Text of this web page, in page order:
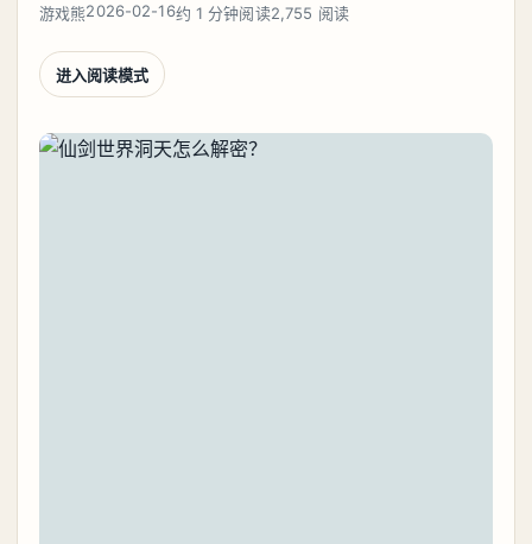
游戏熊2026-02-16约 1 分钟阅读2,755 阅读
进入阅读模式